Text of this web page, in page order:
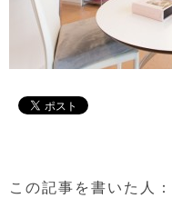
この記事を書いた人：